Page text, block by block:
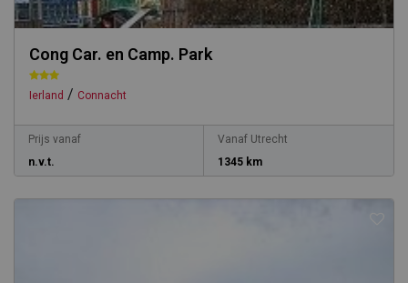
Cong Car. en Camp. Park
Ierland / Connacht
Prijs vanaf
n.v.t.
Vanaf Utrecht
1345 km